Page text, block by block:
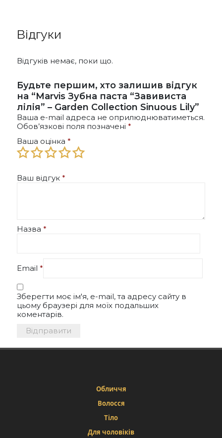
Відгуки
Відгуків немає, поки що.
Будьте першим, хто залишив відгук
на “Marvis Зубна паста “Завивиста
лілія” – Garden Collection Sinuous Lily”
Ваша e-mail адреса не оприлюднюватиметься.
Обов’язкові поля позначені *
Ваша оцінка *
Ваш відгук *
Назва *
Email *
Зберегти моє ім'я, e-mail, та адресу сайту в
цьому браузері для моїх подальших
коментарів.
Обличчя
Волосся
Тіло
Для чоловіків